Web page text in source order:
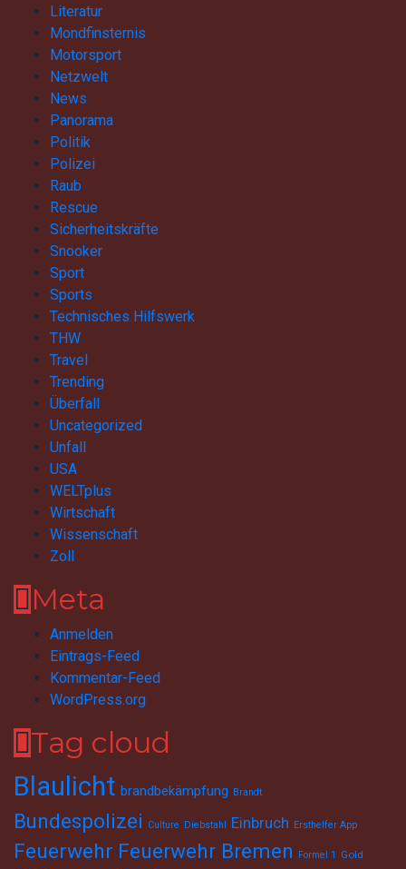
Literatur
Mondfinsternis
Motorsport
Netzwelt
News
Panorama
Politik
Polizei
Raub
Rescue
Sicherheitskräfte
Snooker
Sport
Sports
Technisches Hilfswerk
THW
Travel
Trending
Überfall
Uncategorized
Unfall
USA
WELTplus
Wirtschaft
Wissenschaft
Zoll
Meta
Anmelden
Eintrags-Feed
Kommentar-Feed
WordPress.org
Tag cloud
Blaulicht brandbekämpfung Brandt
Bundespolizei Culture Diebstahl Einbruch Ersthelfer App
Feuerwehr Feuerwehr Bremen Formel 1 Gold